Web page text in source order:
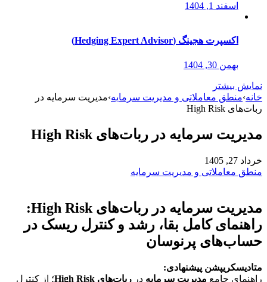
اسفند 1, 1404
اکسپرت هجینگ (Hedging Expert Advisor)
بهمن 30, 1404
نمایش بیشتر
خانه›منطق معاملاتی و مدیریت سرمایه›مدیریت سرمایه در
ربات‌های High Risk
مدیریت سرمایه در ربات‌های High Risk
خرداد 27, 1405
منطق معاملاتی و مدیریت سرمایه
مدیریت سرمایه در ربات‌های High Risk:
راهنمای کامل بقا، رشد و کنترل ریسک در
حساب‌های پرنوسان
متادیسکریپشن پیشنهادی:
راهنمای جامع مدیریت سرمایه در ربات‌های High Risk
؛ از کنترل